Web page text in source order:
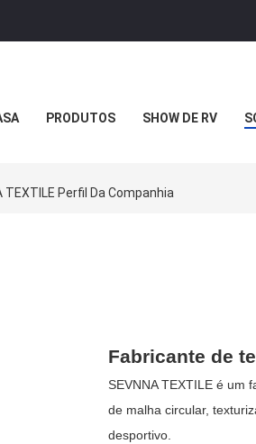
PRODUTOS SHOW DE RV
TEXTILE Perfil Da Companhia
Fabricante de
SEVNNA TEXTILE é um
de malha circular,
desportivo.